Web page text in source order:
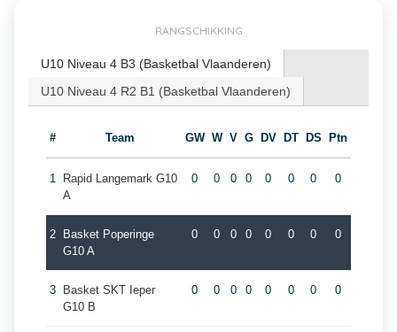
RANGSCHIKKING
U10 Niveau 4 B3 (Basketbal Vlaanderen)
U10 Niveau 4 R2 B1 (Basketbal Vlaanderen)
# Team GW W V G DV DT DS Ptn
1
Rapid Langemark G10
A
0 0 0 0 0 0 0 0
2
Basket Poperinge
G10 A
0 0 0 0 0 0 0 0
3
Basket SKT Ieper
G10 B
0 0 0 0 0 0 0 0